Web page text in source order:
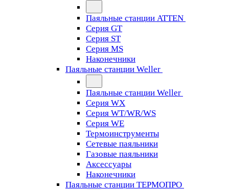
Паяльные станции ATTEN
Серия GT
Серия ST
Серия MS
Наконечники
Паяльные станции Weller
Паяльные станции Weller
Серия WX
Серия WT/WR/WS
Серия WE
Термоинструменты
Сетевые паяльники
Газовые паяльники
Аксессуары
Наконечники
Паяльные станции ТЕРМОПРО